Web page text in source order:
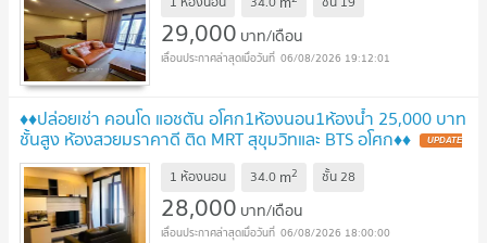
29,000 บาท/เดือน
06/08/2026 19:12:01
♦️♦️ปล่อยเช่า คอนโด แอชตัน อโศก1ห้องนอน1ห้องน้ำ 25,000 บาท
ชั้นสูง ห้องสวยมราคาดี ติด MRT สุขุมวิทและ BTS อโศก♦️♦️ UPDATE
!
1 ห้องนอน 34.0 m2 ชั้น28
28,000 บาท/เดือน
06/08/2026 18:00:00